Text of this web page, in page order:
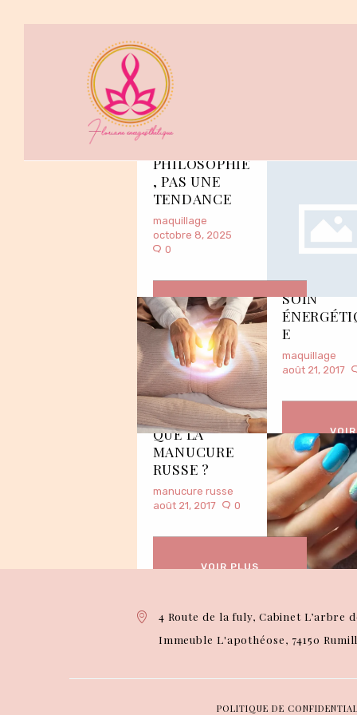
VIVRE PLUS
VERT : UNE
PHILOSOPHIE
, PAS UNE
TENDANCE
maquillage
octobre 8, 2025
0
VOIR PLUS
LAHOCHI
SOIN
E
maquillage
août 21, 2017
QU’EST-CE
QUE LA
MANUCURE
RUSSE ?
manucure russe
août 21, 2017
0
VOIR PLUS
4 Route de la fuly, Cabinet L’arbre
Immeuble L'apothéose, 74150
POLITIQUE DE